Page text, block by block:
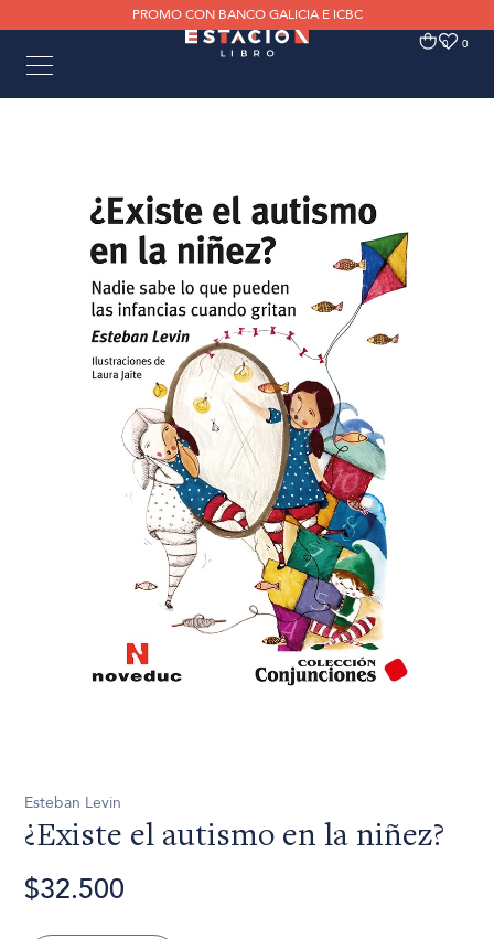
PROMO CON BANCO GALICIA E ICBC
0 0
Esteban Levin
¿Existe el autismo en la niñez?
$32.500